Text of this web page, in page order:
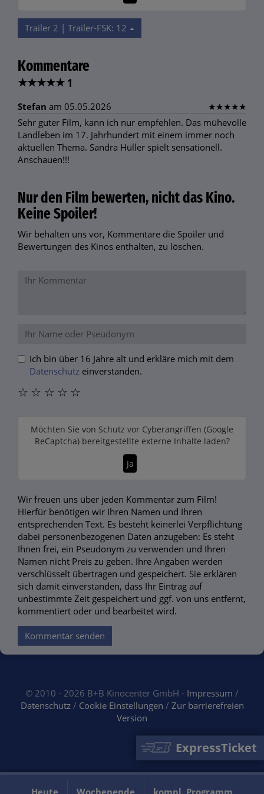
Heute Wochenende kompl. Programm
ExpressTicket
Trailer 2 | Trailer-FSK: 12
Kommentare
★★★★★ 1
Stefan am 05.05.2026 ★★★★★
Sehr guter Film, kann ich nur empfehlen. Das mühevolle
Landleben im 17. Jahrhundert mit einem immer noch
aktuellen Thema. Sandra Hüller spielt sensationell.
Anschauen!!!
Nur den Film bewerten, nicht das Kino.
Keine Spoiler!
Wir behalten uns vor, Kommentare die Spoiler und
Bewertungen des Kinos enthalten, zu löschen.
Ich bin über 16 Jahre alt und erkläre mich mit dem
Datenschutz einverstanden.
☆
☆
☆
☆
☆
Möchten Sie von Schutz vor Cyberangriffen (Google
ReCaptcha)bereitgestellte externe Inhalte laden?
Ja
Wir freuen uns über jeden Kommentar zum Film!
Hierfür benötigen wir Ihren Namen und Ihren
entsprechenden Text. Es besteht keinerlei Verpflichtung
dabei personenbezogenen Daten anzugeben: Es steht
Ihnen frei, ein Pseudonym zu verwenden und Ihren
Namen nicht Preis zu geben. Ihre Angaben werden
verschlüsselt übertragen und gespeichert. Sie erklären
sich damit einverstanden, dass Ihr Eintrag auf
unbestimmte Zeit gespeichert und ggf. von uns entfernt,
kommentiert oder und bearbeitet wird.
Kommentar senden
© 2010 - 2026 B+B Kinocenter GmbH - Impressum /
Datenschutz/ Cookie Einstellungen / Zur barrierefreien
Version